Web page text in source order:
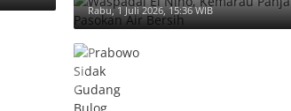
Rabu, 1 Juli 2026, 15:36 WIB